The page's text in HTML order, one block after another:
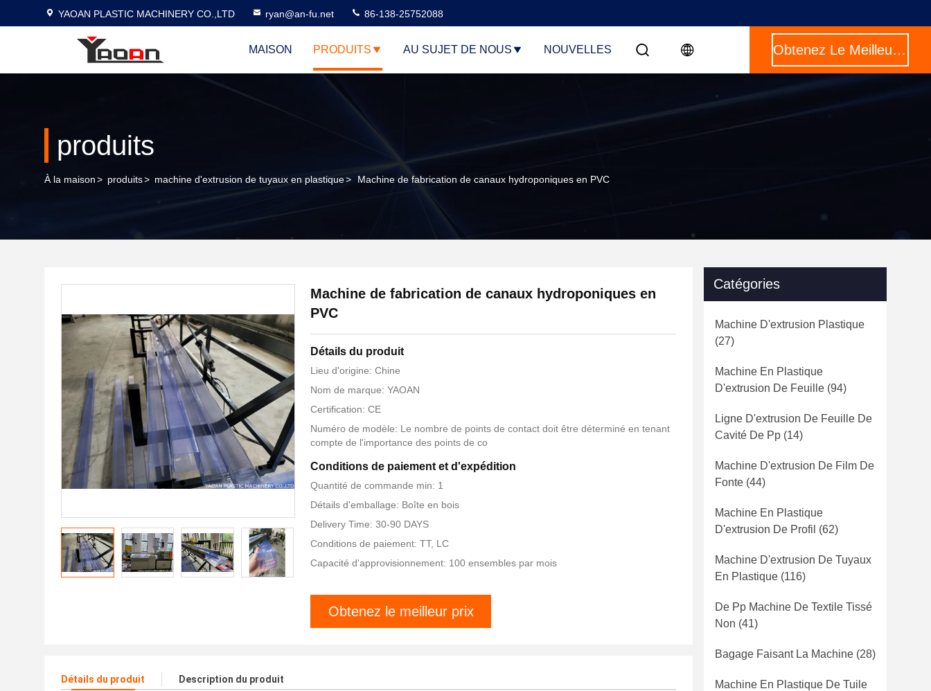
YAOAN PLASTIC MACHINERY CO.,LTD ryan@an-fu.net 86-138-25752088
MAISON PRODUITS AU SUJET DE NOUS NOUVELLES Obtenez Le Meilleur Prix
produits
À la maison> produits> machine d'extrusion de tuyaux en plastique> Machine de fabrication de canaux hydroponiques en PVC
Machine de fabrication de canaux hydroponiques en
PVC
Détails du produit
Lieu d'origine: Chine
Nom de marque: YAOAN
Certification: CE
Numéro de modèle: Le nombre de points de contact doit être déterminé en tenant
compte de l'importance des points de co
Conditions de paiement et d'expédition
Quantité de commande min: 1
Détails d'emballage: Boîte en bois
Delivery Time: 30-90 DAYS
Conditions de paiement: TT, LC
Capacité d'approvisionnement: 100 ensembles par mois
Obtenez le meilleur prix
Détails du produit Description du produit
Catégories
Machine D'extrusion Plastique
(27)
Machine En Plastique
D'extrusion De Feuille (94)
Ligne D'extrusion De Feuille De
Cavité De Pp (14)
Machine D'extrusion De Film De
Fonte (44)
Machine En Plastique
D'extrusion De Profil (62)
Machine D'extrusion De Tuyaux
En Plastique (116)
De Pp Machine De Textile Tissé
Non (41)
Bagage Faisant La Machine (28)
Machine En Plastique De Tuile